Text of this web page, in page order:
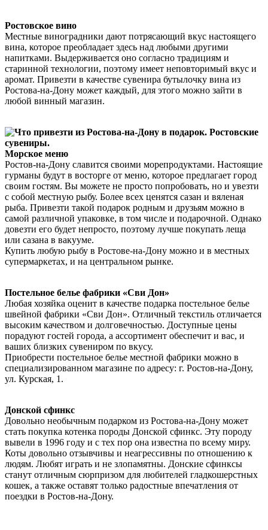
Ростовское вино
Местные виноградники дают потрясающий вкус настоящего
вина, которое преобладает здесь над любыми другими
напитками. Выдерживается оно согласно традициям и
старинной технологии, поэтому имеет неповторимый вкус и
аромат. Привезти в качестве сувенира бутылочку вина из
Ростова-на-Дону может каждый, для этого можно зайти в
любой винный магазин.
Морское меню
Ростов-на-Дону славится своими морепродуктами. Настоящие
гурманы будут в восторге от меню, которое предлагает город
своим гостям. Вы можете не просто попробовать, но и увезти
с собой местную рыбу. Более всех ценятся сазан и вяленая
рыба. Привезти такой подарок родным и друзьям можно в
самой различной упаковке, в том числе и подарочной. Однако
довезти его будет непросто, поэтому лучше покупать леща
или сазана в вакууме.
Купить любую рыбу в Ростове-на-Дону можно и в местных
супермаркетах, и на центральном рынке.
Постельное белье фабрики «Сви Дон»
Любая хозяйка оценит в качестве подарка постельное белье
швейной фабрики «Сви Дон». Отличный текстиль отличается
высоким качеством и долговечностью. Доступные цены
порадуют гостей города, а ассортимент обеспечит и вас, и
ваших близких сувениром по вкусу.
Приобрести постельное белье местной фабрики можно в
специализированном магазине по адресу: г. Ростов-на-Дону,
ул. Курская, 1.
Донской сфинкс
Довольно необычным подарком из Ростова-на-Дону может
стать покупка котенка породы Донской сфинкс. Эту породу
вывели в 1996 году и с тех пор она известна по всему миру.
Коты довольно отзывчивы и неагрессивны по отношению к
людям. Любят играть и не злопамятны. Донские сфинксы
станут отличным сюрпризом для любителей гладкошерстных
кошек, а также оставят только радостные впечатления от
поездки в Ростов-на-Дону.